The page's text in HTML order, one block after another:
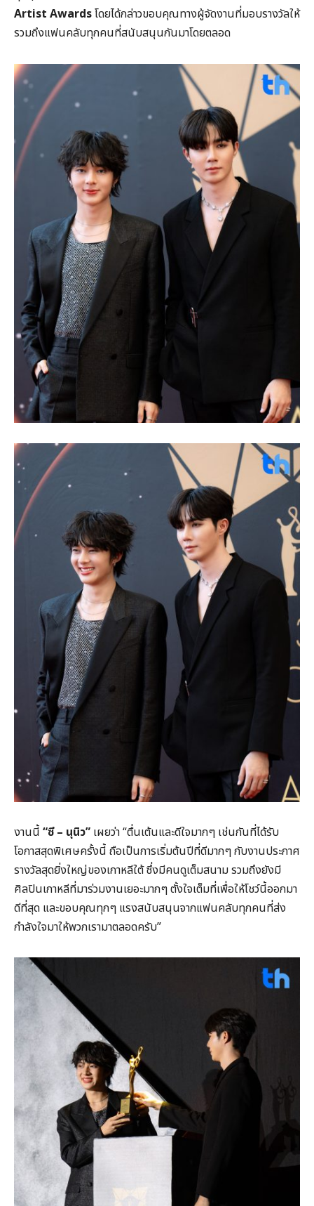
Artist Awardsโดยได้กล่าวขอบคุณทางผู้จัดงานที่มอบรางวัลให้
รวมถึงแฟนคลับทุกคนที่สนับสนุนกันมาโดยตลอด
งานนี้ “ซี – นุนิว” เผยว่า “ตื่นเต้นและดีใจมากๆ เช่นกันที่ได้รับ
โอกาสสุดพิเศษครั้งนี้ ถือเป็นการเริ่มต้นปีที่ดีมากๆ กับงานประกาศ
รางวัลสุดยิ่งใหญ่ของเกาหลีใต้ ซึ่งมีคนดูเต็มสนาม รวมถึงยังมี
ศิลปินเกาหลีที่มาร่วมงานเยอะมากๆ ตั้งใจเต็มที่เพื่อให้โชว์นี้ออกมา
ดีที่สุด และขอบคุณทุกๆ แรงสนับสนุนจากแฟนคลับทุกคนที่ส่ง
กำลังใจมาให้พวกเรามาตลอดครับ”